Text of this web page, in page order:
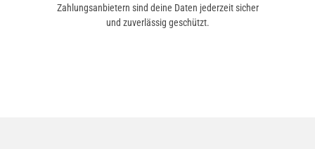
Zahlungsanbietern sind deine Daten jederzeit sicher
und zuverlässig geschützt.